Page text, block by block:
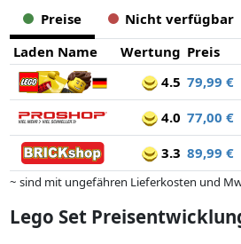
Preise
Nicht verfügbar
Laden Name
Wertung Preis
4.5 79,99 €
4.0 77,00 €
3.3 89,99 €
~ sind mit ungefähren Lieferkosten und
abweichen können.
Lego Set